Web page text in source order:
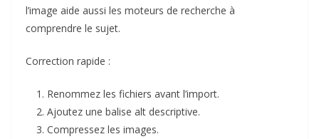
l’image aide aussi les moteurs de recherche à
comprendre le sujet.
Correction rapide :
Renommez les fichiers avant l’import.
Ajoutez une balise alt descriptive.
Compressez les images.